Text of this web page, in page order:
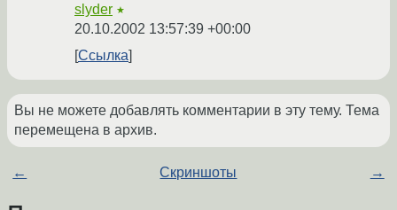
slyder ★
20.10.2002 13:57:39 +00:00
Ссылка
Вы не можете добавлять комментарии в эту тему. Тема
перемещена в архив.
← Скриншоты →